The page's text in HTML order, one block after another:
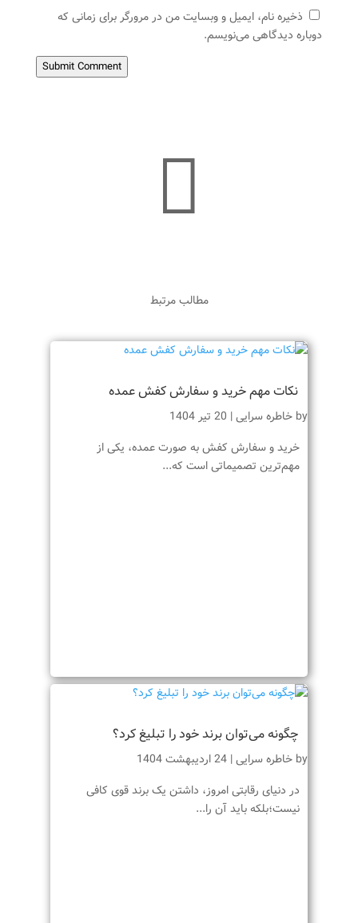
ذخیره نام، ایمیل و وبسایت من در مرورگر برای زمانی که
دوباره دیدگاهی می‌نویسم.
Submit Comment

مطالب مرتبط
نکات مهم خرید و سفارش کفش عمده
by خاطره سرایی| 20 تیر 1404
خرید و سفارش کفش به صورت عمده، یکی از
مهم‌ترین تصمیماتی است که...
چگونه می‌توان برند خود را تبلیغ کرد؟
by خاطره سرایی| 24 اردیبهشت 1404
در دنیای رقابتی امروز، داشتن یک برند قوی کافی
نیست؛بلکه باید آن را...